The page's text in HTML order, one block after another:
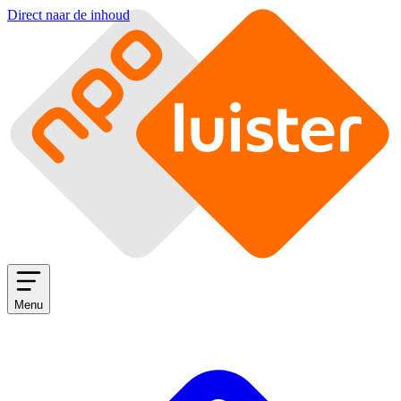
Direct naar de inhoud
Menu